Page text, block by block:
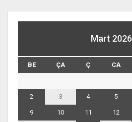
Mart 2026
BE ÇA Ç CA
2 3 4 5
9 10 11 12